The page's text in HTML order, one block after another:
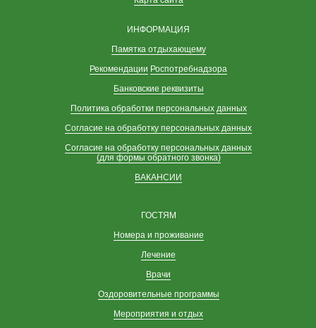
ИНФОРМАЦИЯ
Памятка отдыхающему
Рекомендации Роспотребнадзора
Банковские реквизиты
Политика обработки персональных данных
Согласие на обработку персональных данных
Согласие на обработку персональных данных
(для формы обратного звонка)
ВАКАНСИИ
ГОСТЯМ
Номера и проживание
Лечение
Врачи
Оздоровительные программы
Мероприятия и отдых